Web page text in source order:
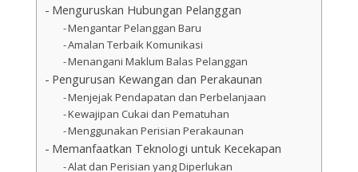
Menguruskan Hubungan Pelanggan
Mengantar Pelanggan Baru
Amalan Terbaik Komunikasi
Menangani Maklum Balas Pelanggan
Pengurusan Kewangan dan Perakaunan
Menjejak Pendapatan dan Perbelanjaan
Kewajipan Cukai dan Pematuhan
Menggunakan Perisian Perakaunan
Memanfaatkan Teknologi untuk Kecekapan
Alat dan Perisian yang Diperlukan